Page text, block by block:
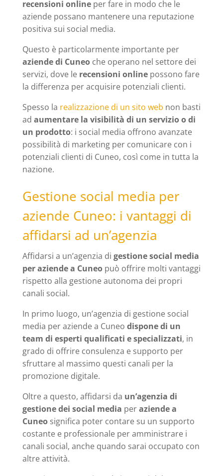
recensioni onlineper fare in modo che le
aziende possano mantenere una reputazione
positiva sui social media.
Questo è particolarmente importante per
aziende di Cuneoche operano nel settore dei
servizi, dove le recensioni onlinepossono fare
la differenza per acquisire potenziali clienti.
Spesso la realizzazione di un sito web non basti
ad aumentare la visibilità di un servizio o di
un prodotto: i social media offrono avanzate
possibilità di marketing per comunicare con i
potenziali clienti di Cuneo, così come in tutta la
nazione.
Gestione social media per
aziende Cuneo: i vantaggi di
affidarsi ad un’agenzia
Affidarsi a un’agenzia di gestione social media
per aziende a Cuneopuò offrire molti vantaggi
rispetto alla gestione autonoma dei propri
canali social.
In primo luogo, un’agenzia di gestione social
media per aziende a Cuneo dispone di un
team di esperti qualificati e specializzati, in
grado di offrire consulenza e supporto per
sfruttare al massimo questi canali per la
promozione digitale.
Oltre a questo, affidarsi da un’agenzia di
gestione dei social media peraziende a
Cuneosignifica poter contare su un supporto
costante e professionale per amministrare i
canali social, anche quando sarai occupato con
altre attività.